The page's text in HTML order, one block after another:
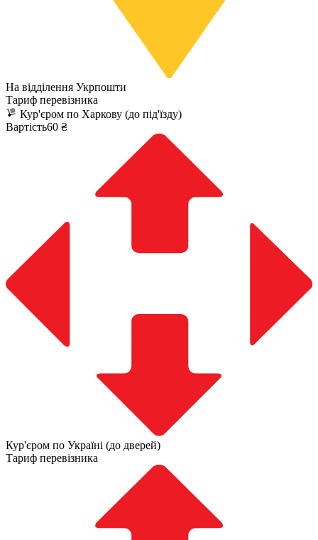
На відділення Укрпошти
Тариф перевізника
Кур'єром по Харкову (до під'їзду)
Вартість60 ₴
Кур'єром по Україні (до дверей)
Тариф перевізника